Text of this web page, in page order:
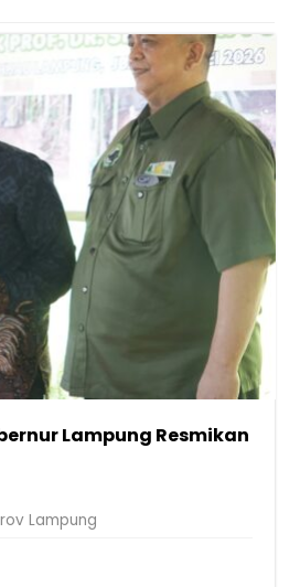
Lampung Resmikan
Lampung